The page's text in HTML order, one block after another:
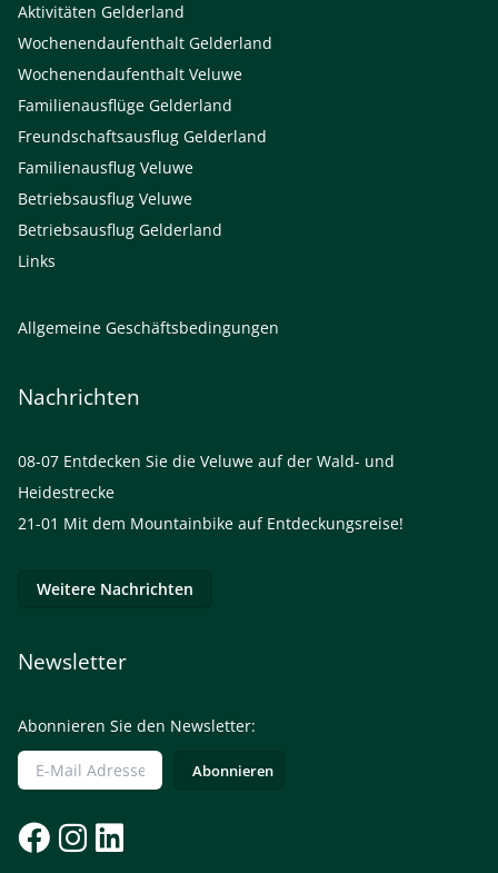
Aktivitäten Gelderland
Wochenendaufenthalt Gelderland
Wochenendaufenthalt Veluwe
Familienausflüge Gelderland
Freundschaftsausflug Gelderland
Familienausflug Veluwe
Betriebsausflug Veluwe
Betriebsausflug Gelderland
Links
Allgemeine Geschäftsbedingungen
Nachrichten
08-07 Entdecken Sie die Veluwe auf der Wald- und
Heidestrecke
21-01 Mit dem Mountainbike auf Entdeckungsreise!
Weitere Nachrichten
Newsletter
Abonnieren Sie den Newsletter: